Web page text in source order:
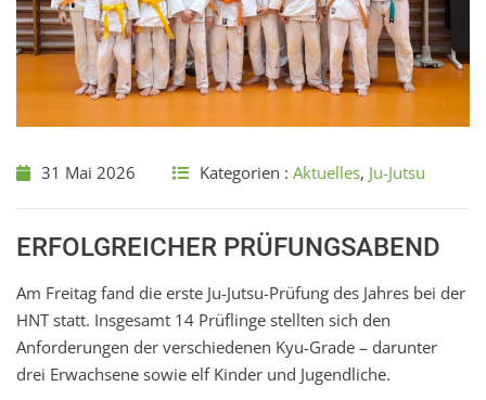
31 Mai 2026 Kategorien : Aktuelles, Ju-Jutsu
ERFOLGREICHER PRÜFUNGSABEND
Am Freitag fand die erste Ju-Jutsu-Prüfung des Jahres bei der
HNT statt. Insgesamt 14 Prüflinge stellten sich den
Anforderungen der verschiedenen Kyu-Grade – darunter
drei Erwachsene sowie elf Kinder und Jugendliche.